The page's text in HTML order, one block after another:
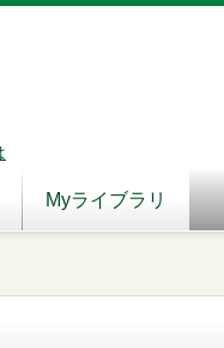
Myライブラリ